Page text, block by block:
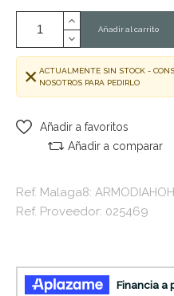
Añadir al carrito
ACTUALMENTE SIN STOCK -
NOSOTROS PARA PEDIRLO
Añadir a favoritos
Añadir a comparar
Ref. Malaga8:
Ref. Proveedor: 025469